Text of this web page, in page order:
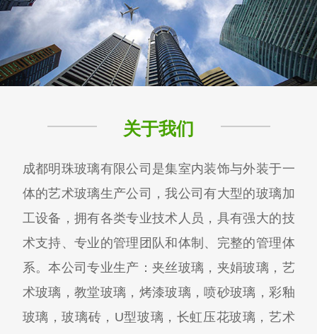
关于我们
成都明珠玻璃有限公司是集室内装饰与外装于一
体的艺术玻璃生产公司，我公司有大型的玻璃加
工设备，拥有各类专业技术人员，具有强大的技
术支持、专业的管理团队和体制、完整的管理体
系。本公司专业生产：夹丝玻璃，夹娟玻璃，艺
术玻璃，教堂玻璃，烤漆玻璃，喷砂玻璃，彩釉
玻璃，玻璃砖，U型玻璃，长虹压花玻璃，艺术